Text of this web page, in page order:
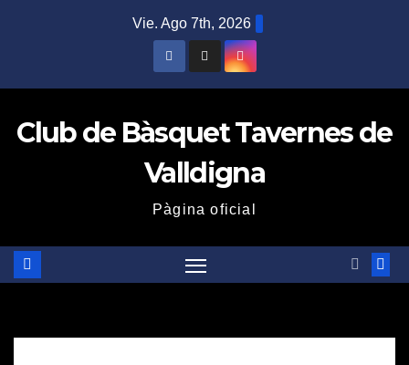
Vie. Ago 7th, 2026
Club de Bàsquet Tavernes de
Valldigna
Pàgina oficial